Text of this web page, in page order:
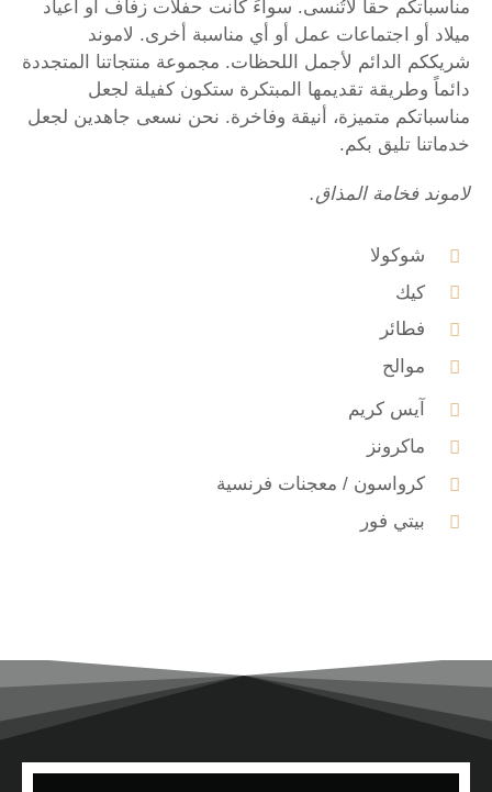
مناسباتكم حقاً لاتُنسى. سواءً كانت حفلات زفاف أو أعياد
ميلاد أو اجتماعات عمل أو أي مناسبة أخرى. لاموند
شريككم الدائم لأجمل اللحظات. مجموعة منتجاتنا المتجددة
دائماً وطريقة تقديمها المبتكرة ستكون كفيلة لجعل
مناسباتكم متميزة، أنيقة وفاخرة. نحن نسعى جاهدين لجعل
خدماتنا تليق بكم.
لاموند فخامة المذاق.
شوكولا
كيك
فطائر
موالح
آيس كريم
ماكرونز
كرواسون / معجنات فرنسية
بيتي فور